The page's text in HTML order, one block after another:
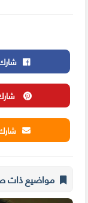
مواضيع ذات